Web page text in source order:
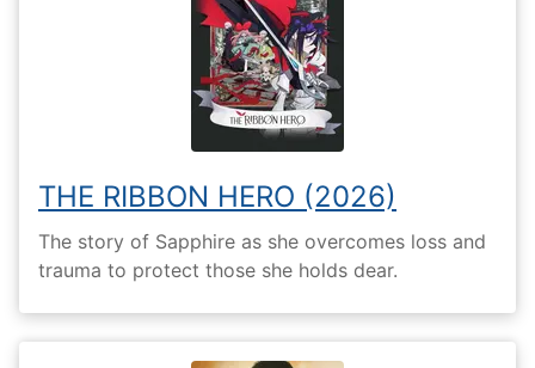
THE RIBBON HERO (2026)
The story of Sapphire as she overcomes loss and
trauma to protect those she holds dear.